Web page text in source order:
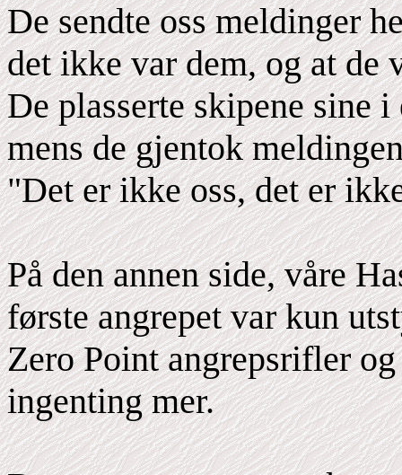
De sendte oss meldinger
det ikke var dem, og at de
De plasserte skipene sine
mens de gjentok
"Det er ikke oss, det er
På den annen side, våre
første angrepet var kun
Zero Point angrepsrifler
ingenting mer.